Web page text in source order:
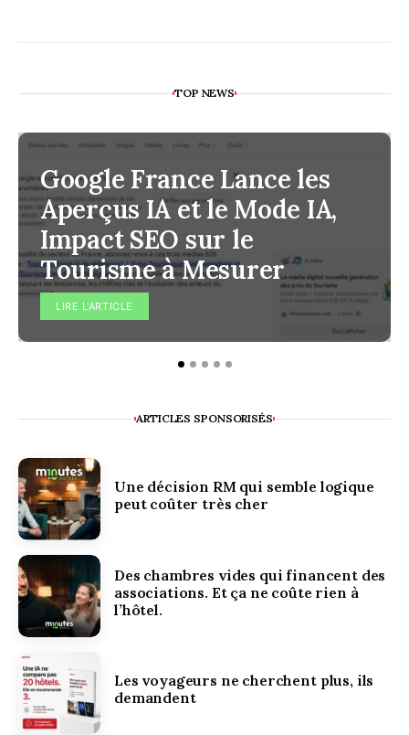
TOP NEWS
Google France Lance les
Aperçus IA et le Mode IA,
Impact SEO sur le
Tourisme à Mesurer
LIRE L'ARTICLE
ARTICLES SPONSORISÉS
Une décision RM qui semble logique
peut coûter très cher
Des chambres vides qui financent des
associations. Et ça ne coûte rien à
l’hôtel.
Les voyageurs ne cherchent plus, ils
demandent